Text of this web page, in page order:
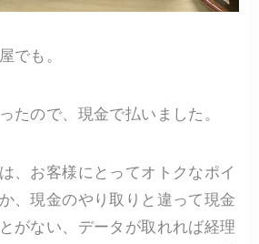
でも。
たので、現金で払いました。
、お客様にとってオトクなポイ
、現金のやり取りと違って現金
がない、データが取れれば経理